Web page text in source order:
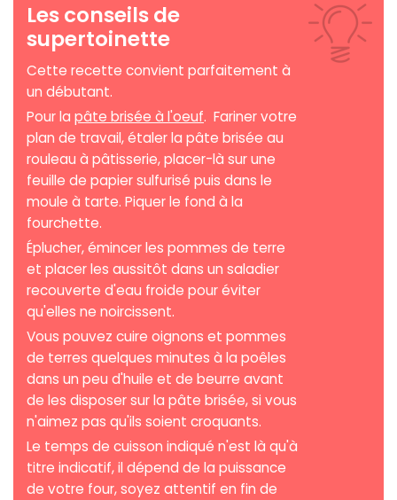
Les conseils de
supertoinette
Cette recette convient parfaitement à
un débutant.
Pour la pâte brisée à l'oeuf. Fariner votre
plan de travail, étaler la pâte brisée au
rouleau à pâtisserie, placer-là sur une
feuille de papier sulfurisé puis dans le
moule à tarte. Piquer le fond à la
fourchette.
Éplucher, émincer les pommes de terre
et placer les aussitôt dans un saladier
recouverte d'eau froide pour éviter
qu'elles ne noircissent.
Vous pouvez cuire oignons et pommes
de terres quelques minutes à la poêles
dans un peu d'huile et de beurre avant
de les disposer sur la pâte brisée, si vous
n'aimez pas qu'ils soient croquants.
Le temps de cuisson indiqué n'est là qu'à
titre indicatif, il dépend de la puissance
de votre four, soyez attentif en fin de